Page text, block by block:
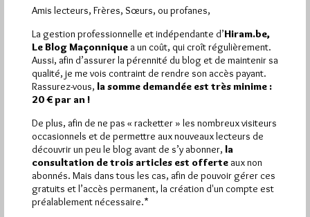
Lumières dans la ville, Paris et les
Francs-Maçons
Par Géplu
Dimanche 10/05/26
Lu 286 fois
Le musée de la franc-maçonnerie, organise du 29 avril au 20
décembre 2026 une exposition temporaire sur le thème
Lumières…
DansDivers 3 commentaires
Amis lecteurs, Frères, Sœurs, ou profanes,
La gestion professionnelle et indépendante d’Hiram.be,
Le Blog Maçonnique a un coût, qui croît régulièrement.
Aussi, afin d’assurer la pérennité du blog et de maintenir sa
qualité, je me vois contraint de rendre son accès payant.
Rassurez-vous, la somme demandée est très minime :
20 € par an !
De plus, afin de ne pas « racketter » les nombreux visiteurs
occasionnels et de permettre aux nouveaux lecteurs de
découvrir un peu le blog avant de s’y abonner, la
consultation de trois articles est offerte aux non
abonnés. Mais dans tous les cas, afin de pouvoir gérer ces
gratuits et l’accès permanent, la création d'un compte est
préalablement nécessaire.*